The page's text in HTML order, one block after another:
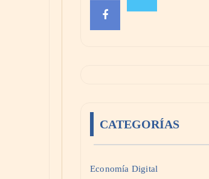
CATEGORÍAS
Economía Digital